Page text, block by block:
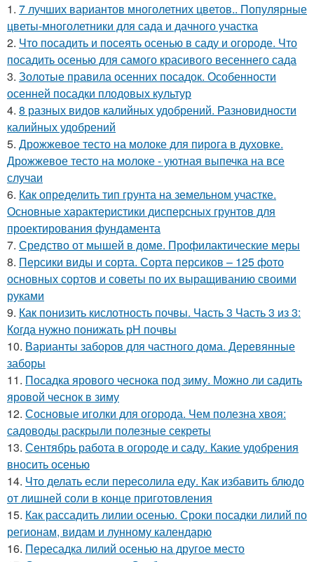
1. 7 лучших вариантов многолетних цветов.. Популярные
цветы-многолетники для сада и дачного участка
2. Что посадить и посеять осенью в саду и огороде. Что
посадить осенью для самого красивого весеннего сада
3. Золотые правила осенних посадок. Особенности
осенней посадки плодовых культур
4. 8 разных видов калийных удобрений. Разновидности
калийных удобрений
5. Дрожжевое тесто на молоке для пирога в духовке.
Дрожжевое тесто на молоке - уютная выпечка на все
случаи
6. Как определить тип грунта на земельном участке.
Основные характеристики дисперсных грунтов для
проектирования фундамента
7. Средство от мышей в доме. Профилактические меры
8. Персики виды и сорта. Сорта персиков – 125 фото
основных сортов и советы по их выращиванию своими
руками
9. Как понизить кислотность почвы. Часть 3 Часть 3 из 3:
Когда нужно понижать рН почвы
10. Варианты заборов для частного дома. Деревянные
заборы
11. Посадка ярового чеснока под зиму. Можно ли садить
яровой чеснок в зиму
12. Сосновые иголки для огорода. Чем полезна хвоя:
садоводы раскрыли полезные секреты
13. Сентябрь работа в огороде и саду. Какие удобрения
вносить осенью
14. Что делать если пересолила еду. Как избавить блюдо
от лишней соли в конце приготовления
15. Как рассадить лилии осенью. Сроки посадки лилий по
регионам, видам и лунному календарю
16. Пересадка лилий осенью на другое место